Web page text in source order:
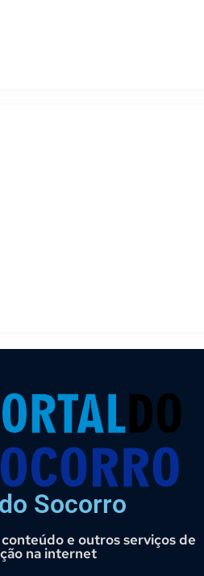
Socorro
e outros serviços de
na internet